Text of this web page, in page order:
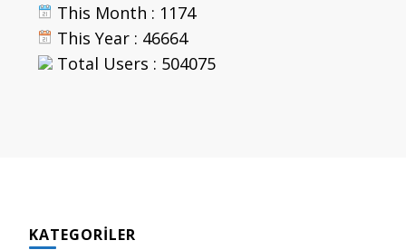
This Month : 1174
This Year : 46664
Total Users : 504075
KATEGORILER